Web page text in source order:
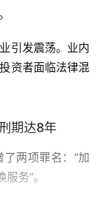
引发震荡。业内
资者面临法律混
期达8年
了两项罪名：“加
务”。